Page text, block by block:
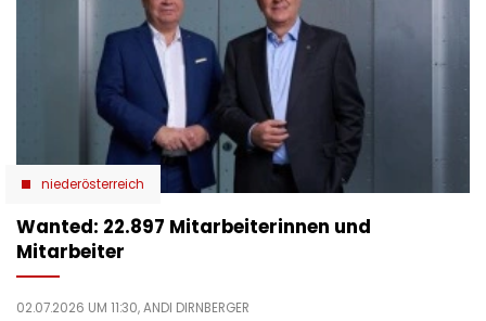
niederösterreich
Wanted: 22.897 Mitarbeiterinnen und
Mitarbeiter
02.07.2026 UM 11:30,ANDI DIRNBERGER